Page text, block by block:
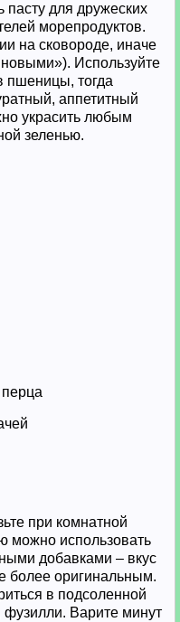
пасту для дружеских
морепродуктов.
на сковороде, иначе
Используйте
пшеницы, тогда
аппетитный
украсить любым
зеленью.
перца
при комнатной
можно использовать
добавками – вкус
более оригинальным.
в подсоленной
Варите минут